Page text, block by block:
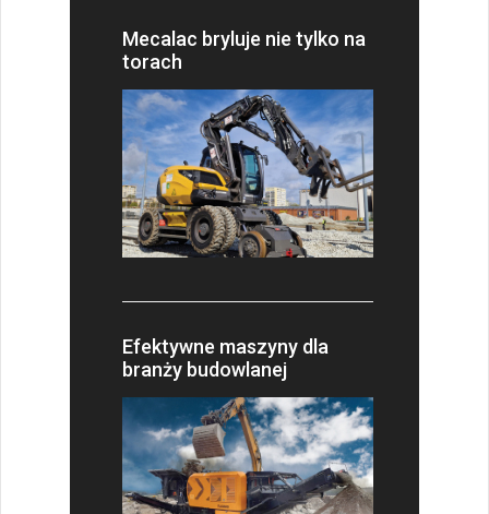
Mecalac bryluje nie tylko na
torach
Efektywne maszyny dla
branży budowlanej